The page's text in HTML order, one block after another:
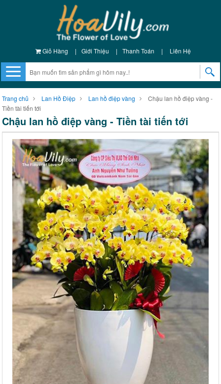
Giỏ Hàng | Giới Thiệu | Thanh Toán | Liên Hệ
Trang chủ Lan Hồ Điệp Lan hồ điệp vàng
Chậu lan hồ điệp vàng -
Tiền tài tiến tới
Chậu lan hồ điệp vàng - Tiền tài tiến tới